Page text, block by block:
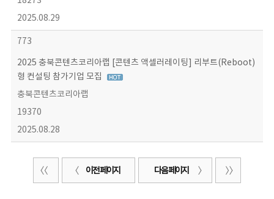
2025.08.29
773
2025 충북콘텐츠코리아랩 [콘텐츠 액셀러레이팅] 리부트(Reboot)
형 컨설팅 참가기업 모집
충북콘텐츠코리아랩
19370
2025.08.28
이전 페이지 다음 페이지